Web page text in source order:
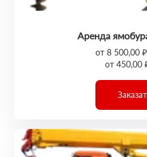
Аренда
от 8 500,00
от 450,00